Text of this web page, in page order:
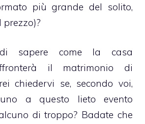
più grande del solito,
di sapere come la casa
il matrimonio di
chiedervi se, secondo voi,
a questo lieto evento
di troppo? Badate che